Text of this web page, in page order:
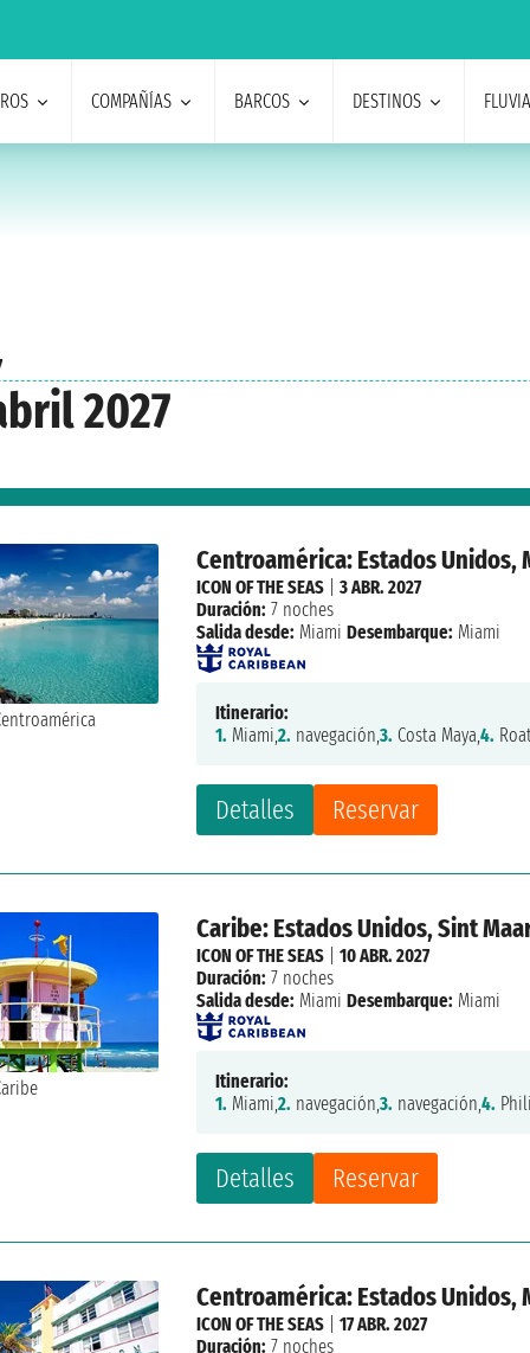
COMPAÑÍAS BARCOS DESTINOS
2027
Centroamérica: Estados Unidos,
Detalles Reservar
ICON OF THE SEAS |3 ABR. 2027
Duración: 7 noches
Salida desde: Miami Desembarque: Miami
Itinerario:
1. Miami,2. navegación,3. Costa Maya,4.
Caribe: Estados Unidos, Sint
Detalles Reservar
ICON OF THE SEAS |10 ABR. 2027
Duración: 7 noches
Salida desde: Miami Desembarque: Miami
Itinerario:
1. Miami,2. navegación,3. navegación,4.
Centroamérica: Estados Unidos,
ICON OF THE SEAS |17 ABR. 2027
Duración: 7 noches